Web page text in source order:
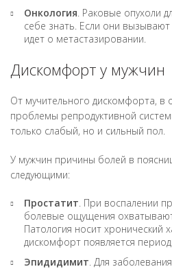
Онкология. Раковые опухоли
себе знать. Если они
идет о метастазировании.
Дискомфорт у мужчин
От мучительного дискомфорта, в
проблемы репродуктивной
только слабый, но и сильный пол.
У мужчин причины болей в
следующими:
Простатит. При воспалении
болевые ощущения
Патология носит хронический
дискомфорт появляется
Эпидидимит. Для